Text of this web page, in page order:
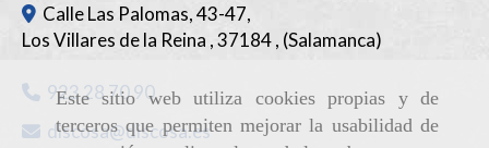
Este sitio web utiliza cookies propias y de
terceros que permiten mejorar la usabilidad de
Calle Las Palomas, 43-47,
Los Villares de la Reina ,37184, (Salamanca)
923 28 70 90
discosa
discosa.es